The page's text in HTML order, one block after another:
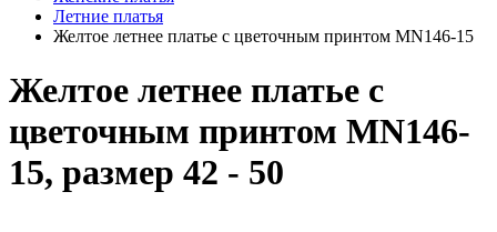
Летние платья
Желтое летнее платье с цветочным принтом MN146-15
Желтое летнее платье с
цветочным принтом MN146-
15, размер 42 - 50